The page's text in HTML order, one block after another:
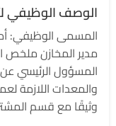
الوصف الوظيفي
المسمى الوظيفي:
مدير المخازن ملخص
المسؤول الرئيسي عن
والمعدات اللازمة
وثيقًا مع قسم